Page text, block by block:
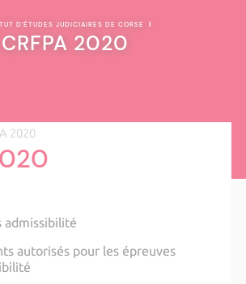
D'ÉTUDES JUDICIAIRES DE CORSE |
CRFPA 2020
2020
admissibilité
autorisés pour les épreuves